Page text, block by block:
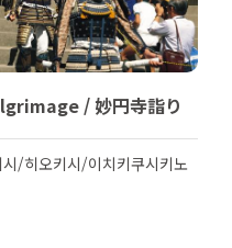
/ 妙円寺詣り
시/히오키시/이치키쿠시키노